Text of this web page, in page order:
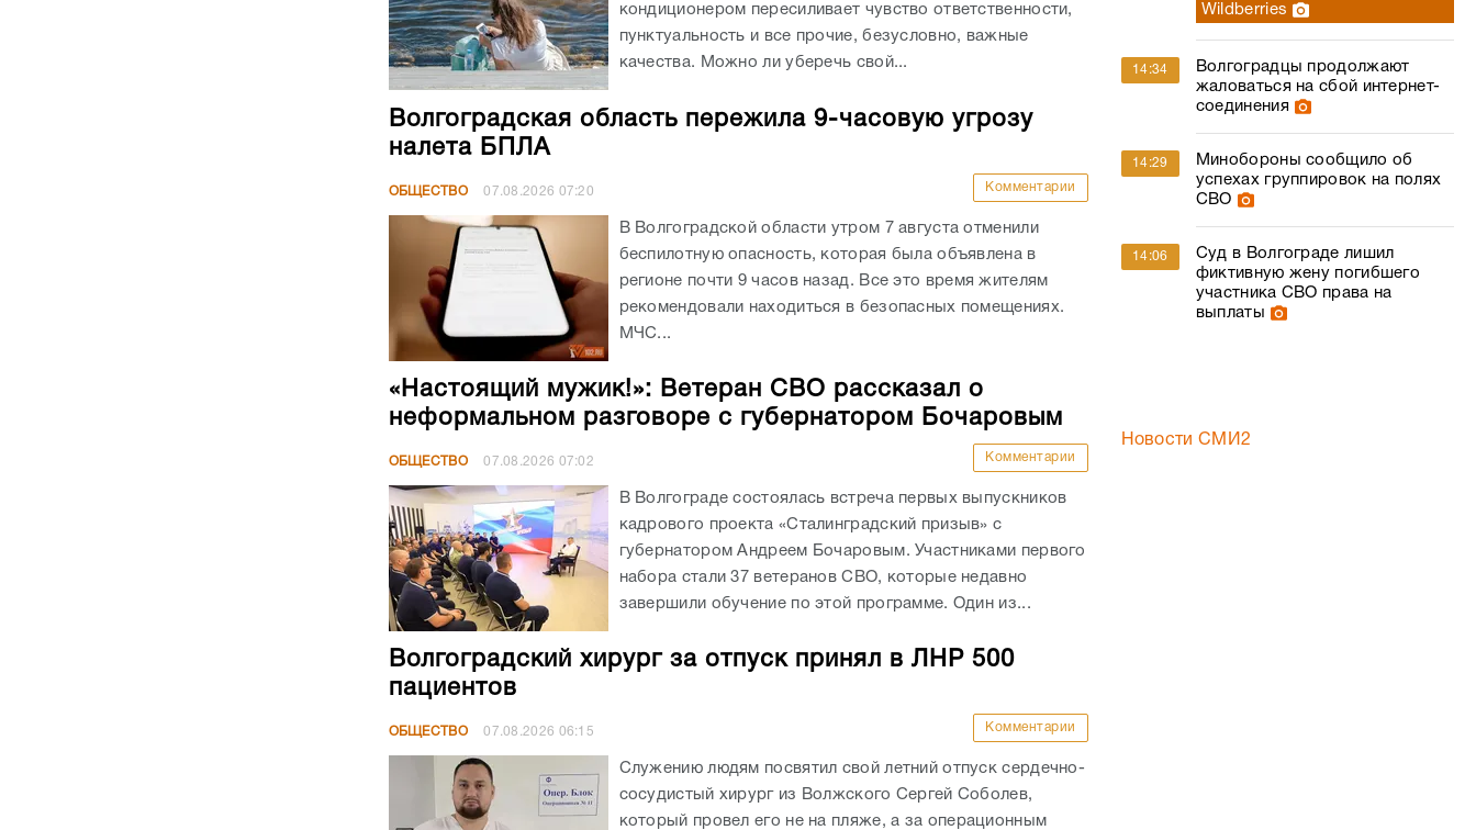
кондиционером пересиливает чувство ответственности,
пунктуальность и все прочие, безусловно, важные
качества. Можно ли уберечь свой...
Волгоградская область пережила 9-часовую угрозу
налета БПЛА
ОБЩЕСТВО 07.08.2026 07:20 Комментарии
В Волгоградской области утром 7 августа отменили
беспилотную опасность, которая была объявлена в
регионе почти 9 часов назад. Все это время жителям
рекомендовали находиться в безопасных помещениях.
МЧС...
«Настоящий мужик!»: Ветеран СВО рассказал о
неформальном разговоре с губернатором Бочаровым
ОБЩЕСТВО 07.08.2026 07:02 Комментарии
В Волгограде состоялась встреча первых выпускников
кадрового проекта «Сталинградский призыв» с
губернатором Андреем Бочаровым. Участниками первого
набора стали 37 ветеранов СВО, которые недавно
завершили обучение по этой программе. Один из...
Волгоградский хирург за отпуск принял в ЛНР 500
пациентов
ОБЩЕСТВО 07.08.2026 06:15 Комментарии
Служению людям посвятил свой летний отпуск сердечно-
сосудистый хирург из Волжского Сергей Соболев,
который провел его не на пляже, а за операционным
Wildberries
14:34
Волгоградцы продолжают
жаловаться на сбой интернет-
соединения
14:29
Минобороны сообщило об
успехах группировок на полях
СВО
14:06
Суд в Волгограде лишил
фиктивную жену погибшего
участника СВО права на
выплаты
Новости СМИ2